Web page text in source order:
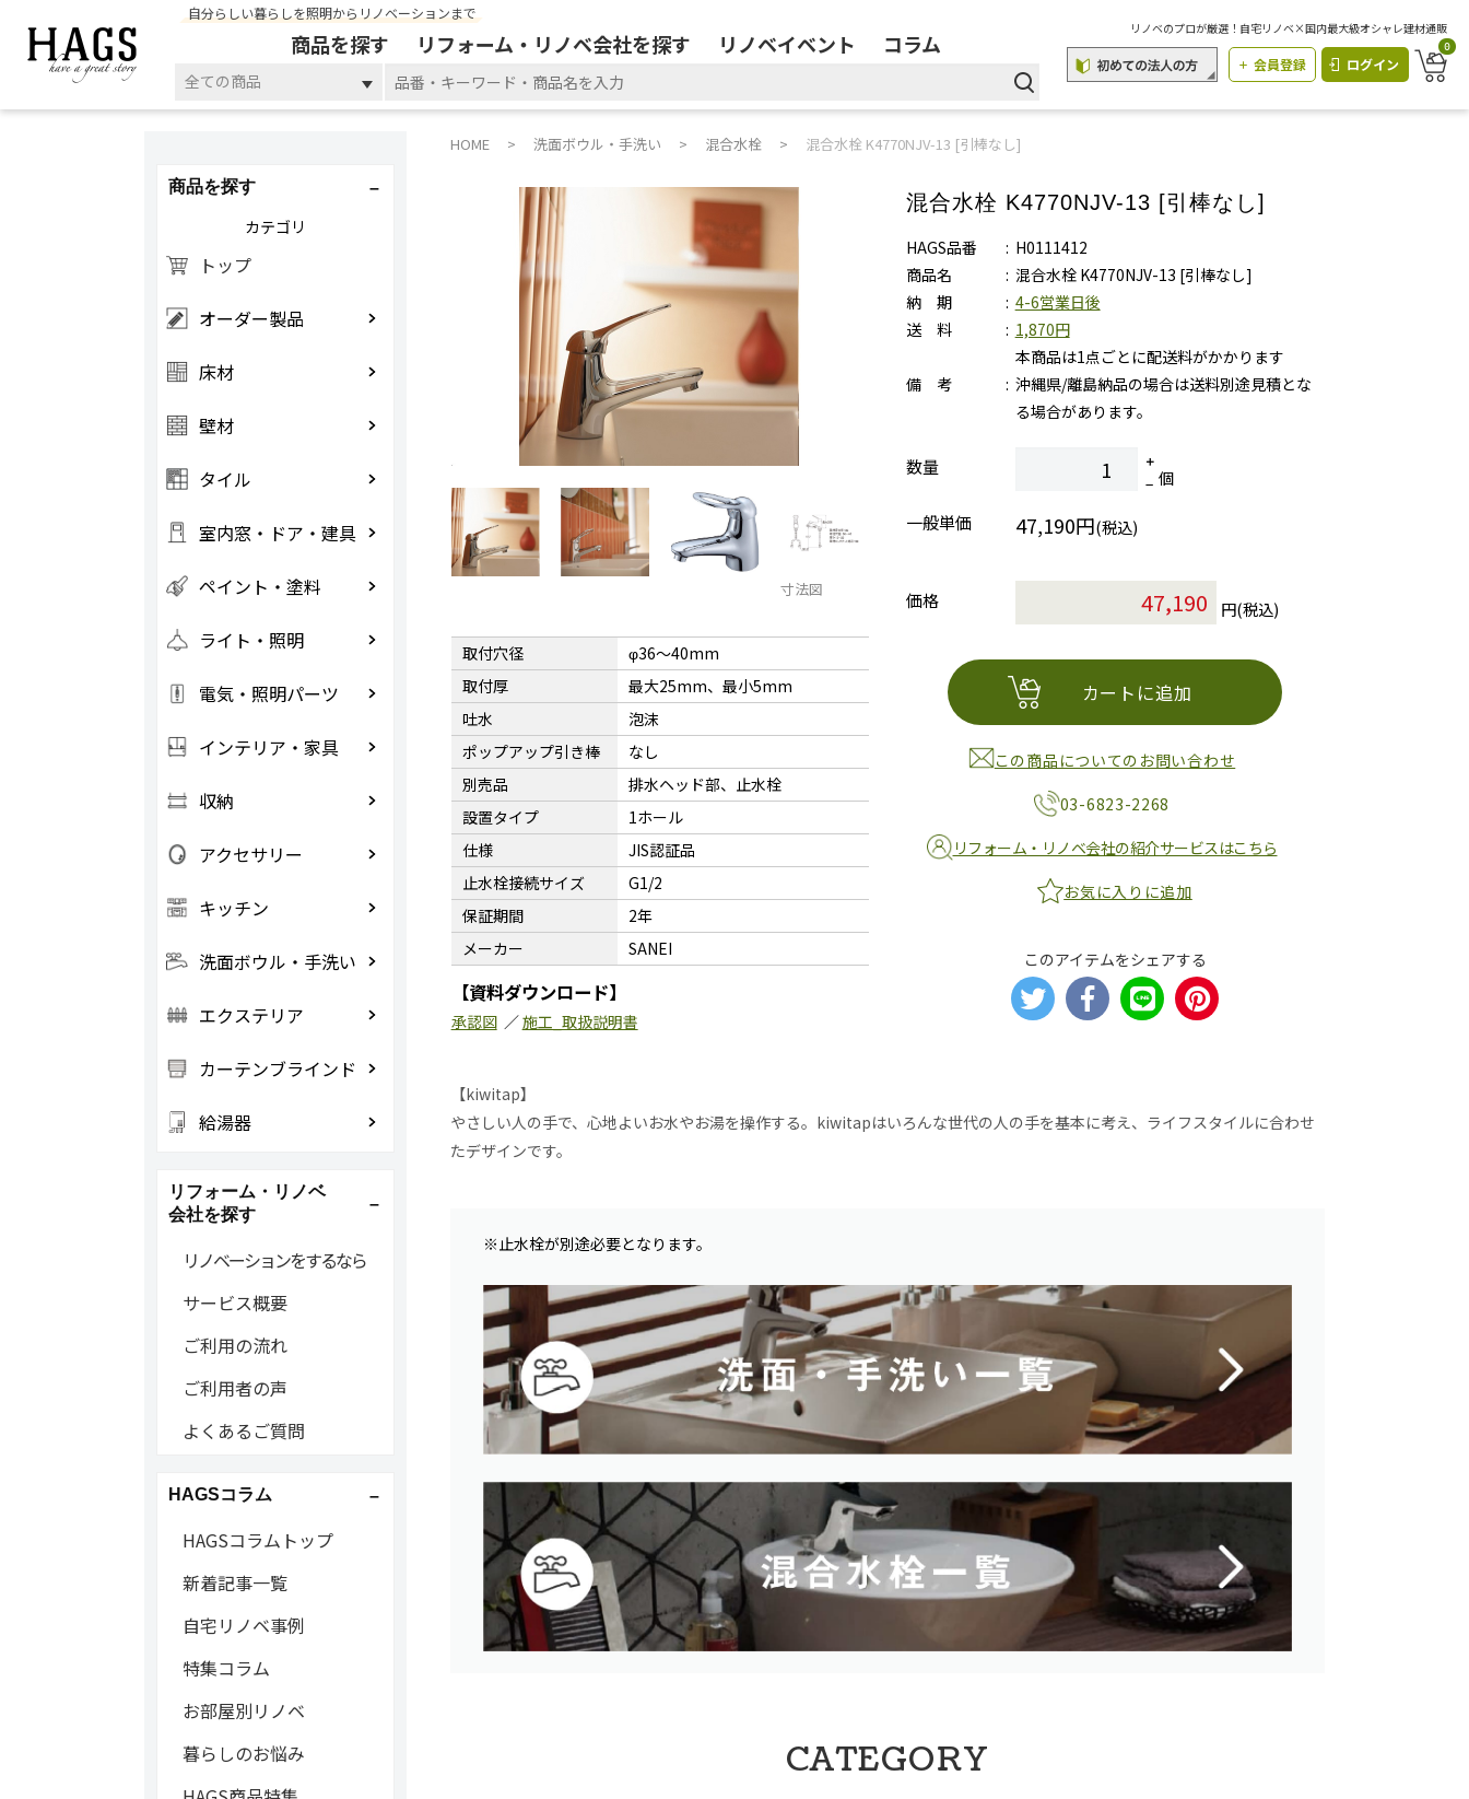
自分らしい暮らしを照明からリノベーションまで
商品を探す リフォーム・リノベ会社を探す リノベイベント コラム
全ての商品
リノベのプロが厳選！自宅リノベ×国内最大級オシャレ建材通販
会員登録 ログイン
0
HOME 洗面ボウル・手洗い 混合水栓 混合水栓 K4770NJV-13 [引棒なし]
寸法図
取付穴径
φ36〜40mm
取付厚
最大25mm、最小5mm
吐水
泡沫
ポップアップ引き棒
なし
別売品
排水ヘッド部、止水栓
設置タイプ
1ホール
仕様
JIS認証品
止水栓接続サイズ
G1/2
保証期間
2年
メーカー
SANEI
【資料ダウンロード】
承認図／施工_取扱説明書
混合水栓 K4770NJV-13 [引棒なし]
HAGS品番
H0111412
商品名
混合水栓 K4770NJV-13 [引棒なし]
納 期
4-6営業日後
送 料
1,870円
本商品は1点ごとに配送料がかかります
備 考
沖縄県/離島納品の場合は送料別途見積とな
る場合があります。
数量
個
一般単価
47,190円(税込)
価格 円(税込)
カートに追加
この商品についてのお問い合わせ
03-6823-2268
リフォーム・リノベ会社の紹介サービスはこちら
お気に入りに追加
このアイテムをシェアする
【kiwitap】
やさしい人の手で、心地よいお水やお湯を操作する。kiwitapはいろんな世代の人の手を基本に考え、ライフスタイルに合わせ
たデザインです。
※止水栓が別途必要となります。
CATEGORY
商品を探す
カテゴリ
トップ
オーダー製品
床材
壁材
タイル
室内窓・ドア・建具
ペイント・塗料
ライト・照明
電気・照明パーツ
インテリア・家具
収納
アクセサリー
キッチン
洗面ボウル・手洗い
エクステリア
カーテンブラインド
給湯器
リフォーム・リノベ
会社を探す
リノベーションをするなら
サービス概要
ご利用の流れ
ご利用者の声
よくあるご質問
HAGSコラム
HAGSコラムトップ
新着記事一覧
自宅リノベ事例
特集コラム
お部屋別リノベ
暮らしのお悩み